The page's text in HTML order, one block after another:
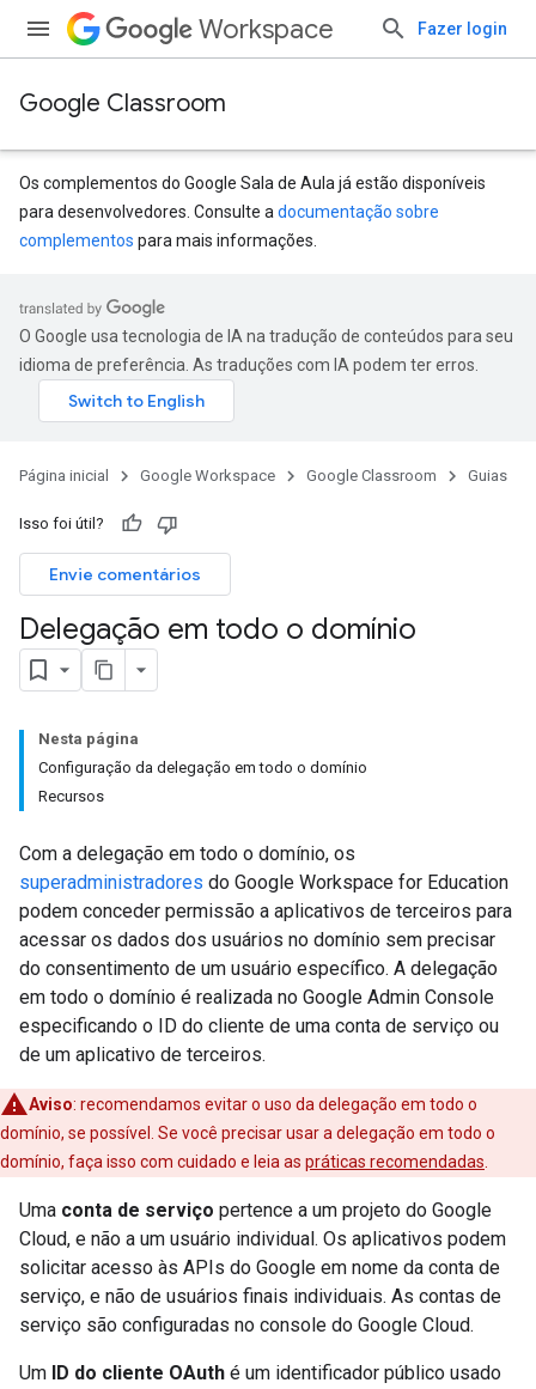
Workspace Fazer login
Google Classroom
Os complementos do Google Sala de Aula já estão disponíveis
para desenvolvedores. Consulte a documentação sobre
complementos para mais informações.
O Google usa tecnologia de IA na tradução de conteúdos para seu
idioma de preferência. As traduções com IA podem ter erros.
Página inicial Google Workspace Google Classroom Guias
Isso foi útil?
Envie comentários
Delegação em todo o domínio
Nesta página
Configuração da delegação em todo o domínio
Recursos
Com a delegação em todo o domínio, os
superadministradores do Google Workspace for Education
podem conceder permissão a aplicativos de terceiros para
acessar os dados dos usuários no domínio sem precisar
do consentimento de um usuário específico. A delegação
em todo o domínio é realizada no Google Admin Console
especificando o ID do cliente de uma conta de serviço ou
de um aplicativo de terceiros.
Aviso: recomendamos evitar o uso da delegação em todo o
domínio, se possível. Se você precisar usar a delegação em todo o
domínio, faça isso com cuidado e leia as práticas recomendadas
Uma conta de serviço pertence a um projeto do Google
Cloud, e não a um usuário individual. Os aplicativos podem
solicitar acesso às APIs do Google em nome da conta de
serviço, e não de usuários finais individuais. As contas de
serviço são configuradas no console do Google Cloud.
Um ID do cliente OAuth é um identificador público usado